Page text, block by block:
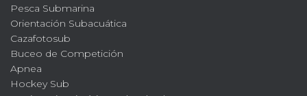
Pesca Submarina
Orientación Subacuática
Cazafotosub
Buceo de Competición
Apnea
Hockey Sub